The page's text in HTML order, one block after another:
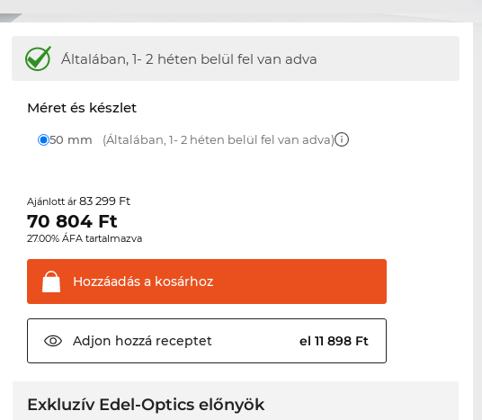
Általában, 1- 2 héten belül fel van adva
Méret és készlet
50 mm (Általában, 1- 2 héten belül fel van adva)
Ajánlott ár83 299 Ft
70 804 Ft
27.00% ÁFA tartalmazva
Hozzáadás a kosárhoz
Adjon hozzá receptet el 11 898 Ft
Exkluzív Edel-Optics előnyök